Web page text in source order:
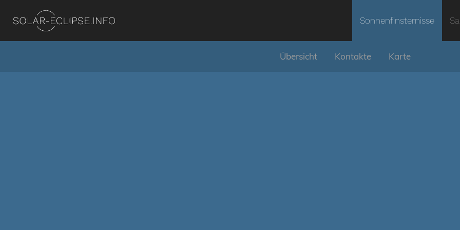
Sonnenfinsternisse
Übersicht Kontakte Karte